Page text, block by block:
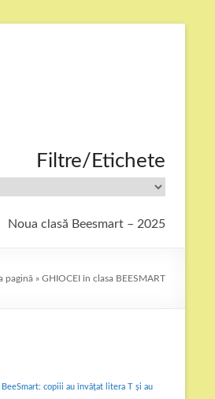
Filtre/Etichete
Noua clasă Beesmart – 2025
pagină » GHIOCEI în clasa BEESMART
copiii au învățat litera T și au